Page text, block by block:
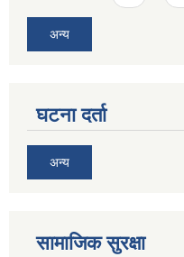
अन्य
घटना दर्ता
अन्य
सामाजिक सुरक्षा